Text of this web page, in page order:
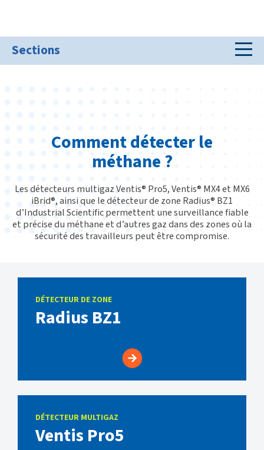
Sections
Comment détecter le
méthane ?
Les détecteurs multigaz Ventis® Pro5, Ventis® MX4 et MX6
iBrid®, ainsi que le détecteur de zone Radius® BZ1
d’Industrial Scientific permettent une surveillance fiable
et précise du méthane et d’autres gaz dans des zones où la
sécurité des travailleurs peut être compromise.
DÉTECTEUR DE ZONE
Radius BZ1
DÉTECTEUR MULTIGAZ
Ventis Pro5